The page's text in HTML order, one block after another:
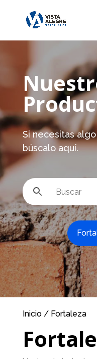
Si necesitas
búscalo aquí.
Inicio/ Fortaleza